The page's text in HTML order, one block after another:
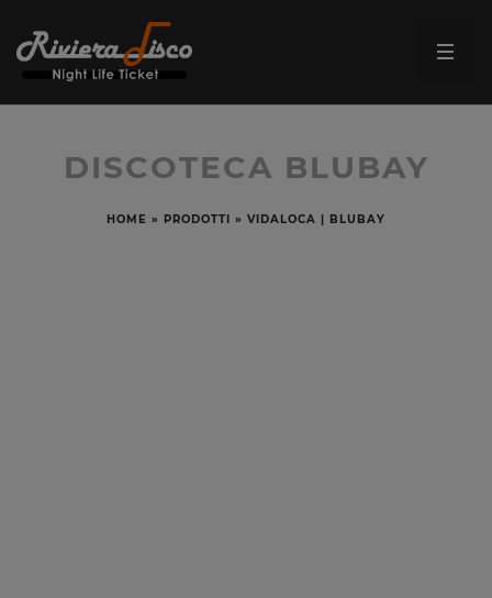
DISCOTECA BLUBAY
HOME » PRODOTTI » VIDALOCA | BLUBAY